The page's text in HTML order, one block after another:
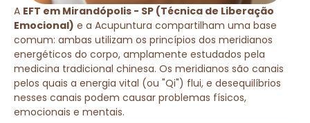
A EFT em Mirandópolis - SP (Técnica de Liberação
Emocional) e a Acupuntura compartilham uma base
comum: ambas utilizam os princípios dos meridianos
energéticos do corpo, amplamente estudados pela
medicina tradicional chinesa. Os meridianos são canais
pelos quais a energia vital (ou "Qi") flui, e desequilíbrios
nesses canais podem causar problemas físicos,
emocionais e mentais.